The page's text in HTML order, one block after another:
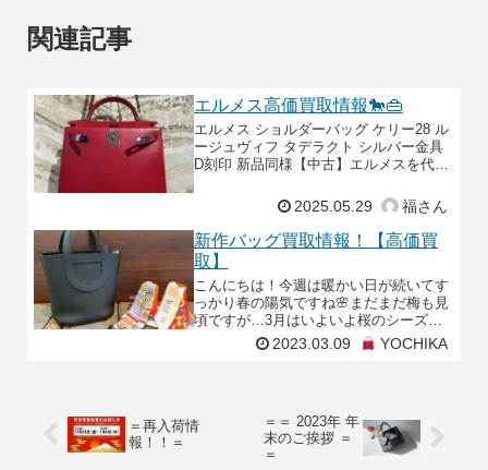
関連記事
エルメス高価買取情報🐎👜
エルメス ショルダーバッグ ケリー28 ル
ージュヴィフ タデラクト シルバー金具
D刻印 新品同様【中古】エルメスを代表
しさ、上品さにより、世界中の女性から
2025.05.29 福さん
新作バッグ買取情報！【高価買
取】
こんにちは！今週は暖かい日が続いてす
っかり春の陽気ですね🌸まだまだ梅も見
頃ですが…3月はいよいよ桜のシーズ
ン！最新の開花予想では3月22日(水)から
咲き始め、3月30日(木)に満開を迎えるそ
2023.03.09 YOCHIKA
＝再入荷情
報！！＝
＝＝ 2023年 年
末のご挨拶 ＝
＝